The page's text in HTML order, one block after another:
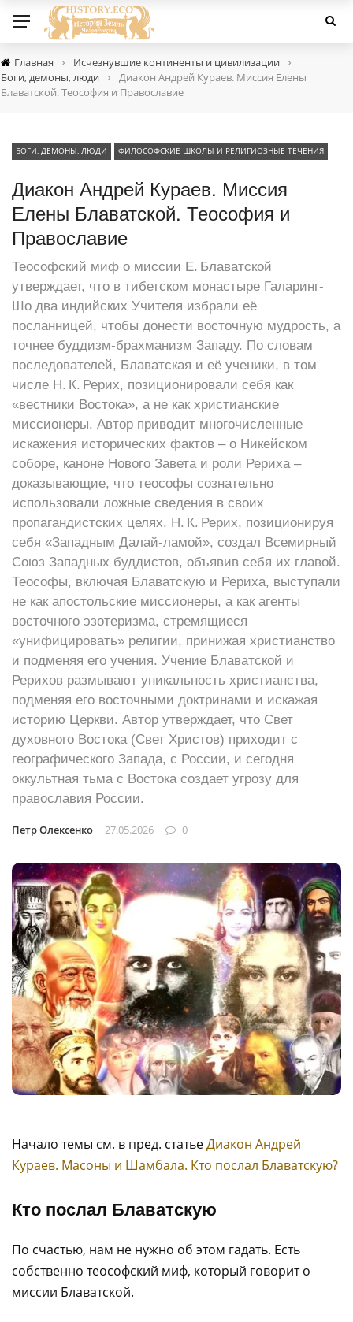
Главная › Исчезнувшие континенты и цивилизации ›
Боги, демоны, люди ›
Диакон Андрей Кураев. Миссия Елены
Блаватской. Теософия и Православие
БОГИ, ДЕМОНЫ, ЛЮДИ ФИЛОСОФСКИЕ ШКОЛЫ И РЕЛИГИОЗНЫЕ ТЕЧЕНИЯ
Диакон Андрей Кураев. Миссия
Елены Блаватской. Теософия и
Православие
Теософский миф о миссии Е. Блаватской
утверждает, что в тибетском монастыре Галаринг-
Шо два индийских Учителя избрали её
посланницей, чтобы донести восточную мудрость, а
точнее буддизм‑брахманизм Западу. По словам
последователей, Блаватская и её ученики, в том
числе Н. К. Рерих, позиционировали себя как
«вестники Востока», а не как христианские
миссионеры. Автор приводит многочисленные
искажения исторических фактов – о Никейском
соборе, каноне Нового Завета и роли Рериха –
доказывающие, что теософы сознательно
использовали ложные сведения в своих
пропагандистских целях. Н. К. Рерих, позиционируя
себя «Западным Далай‑ламой», создал Всемирный
Союз Западных буддистов, объявив себя их главой.
Теософы, включая Блаватскую и Рериха, выступали
не как апостольские миссионеры, а как агенты
восточного эзотеризма, стремящиеся
«унифицировать» религии, принижая христианство
и подменяя его учения. Учение Блаватской и
Рерихов размывают уникальность христианства,
подменяя его восточными доктринами и искажая
историю Церкви. Автор утверждает, что Свет
духовного Востока (Свет Христов) приходит с
географического Запада, с России, и сегодня
оккультная тьма с Востока создает угрозу для
православия России.
Петр Олексенко 27.05.2026 0
Начало темы см. в пред. статьеДиакон Андрей
Кураев. Масоны и Шамбала. Кто послал Блаватскую?
Кто послал Блаватскую
По счастью, нам не нужно об этом гадать. Есть
собственно теософский миф, который говорит о
миссии Блаватской.